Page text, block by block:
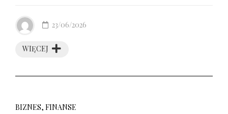
WIĘCEJ
23/06/2026
BIZNES, FINANSE